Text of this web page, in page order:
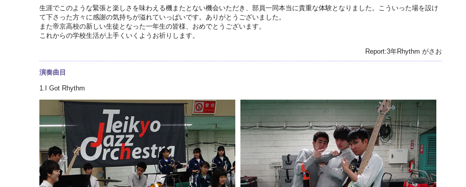
生涯でこのような緊張と楽しさを味わえる機またとない機会いただき、部員一同本当に貴重な体験となりました。こういった場を設け
て下さった方々に感謝の気持ちが溢れていっぱいです。ありがとうございました。
また帝京高校の新しい生徒となった一年生の皆様、おめでとうございます。
これからの学校生活が上手くいくようお祈りします。
Report:3年Rhythm がさお
演奏曲目
1.I Got Rhythm